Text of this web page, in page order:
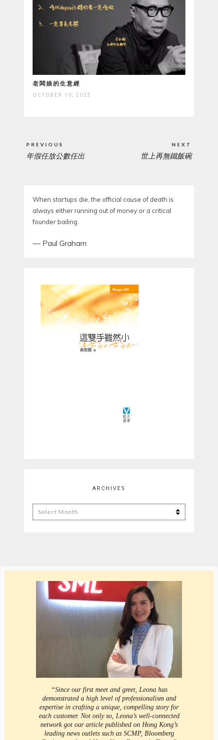
老闆娘的生意經
OCTOBER 10, 2025
navigation
PREVIOUS
PREVIOUS
年假任放公數任出
NEXT
NEXT
世上再無鐵飯碗
When startups die, the official cause of death is
always either running out of money or a critical
founder bailing.
— Paul Graham
ARCHIVES
Archives
“Since our first meet and greet, Leona has
demonstrated a high level of professionalism and
expertise in crafting a unique, compelling story for
each customer. Not only so, Leona’s well-connected
network got our article published on Hong Kong’s
leading news outlets such as SCMP, Bloomberg